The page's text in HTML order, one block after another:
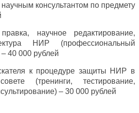
консультантом по предмету
научное редактирование,
НИР (профессиональный
– 40 000 рублей
к процедуре защиты НИР в
(тренинги, тестирование,
– 30 000 рублей